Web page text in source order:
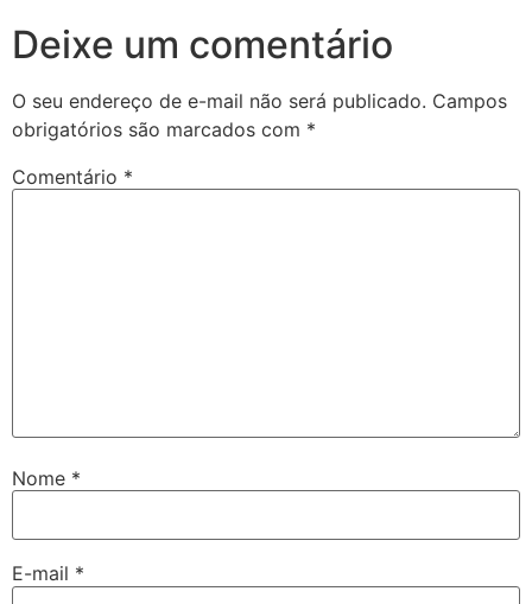
Deixe um comentário
O seu endereço de e-mail não será publicado. Campos
obrigatórios são marcados com *
Comentário *
Nome *
E-mail *